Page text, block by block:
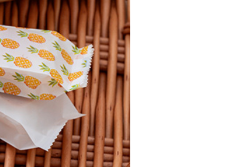
90
90
90
90
90
60
60
90